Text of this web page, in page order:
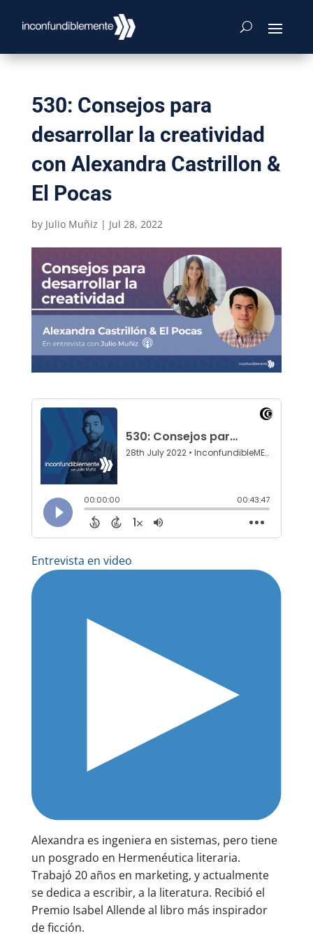
530: Consejos para
desarrollar la creatividad
con Alexandra Castrillon &
El Pocas
by Julio Muñiz | Jul 28, 2022
Entrevista en video
Alexandra es ingeniera en sistemas, pero tiene
un posgrado en Hermenéutica literaria.
Trabajó 20 años en marketing, y actualmente
se dedica a escribir, a la literatura. Recibió el
Premio Isabel Allende al libro más inspirador
de ficción.